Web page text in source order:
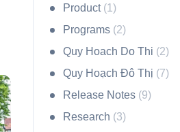
Product (1)
Programs (2)
Quy Hoach Do Thi (2)
Quy Hoạch Đô Thị (7)
Release Notes (9)
Research (3)